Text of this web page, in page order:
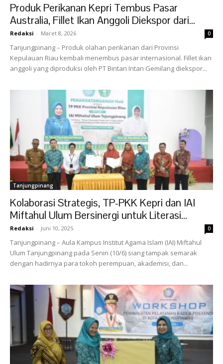
Produk Perikanan Kepri Tembus Pasar
Australia, Fillet Ikan Anggoli Diekspor dari...
Redaksi - Maret 8, 2026 0
Tanjungpinang – Produk olahan perikanan dari Provinsi
Kepulauan Riau kembali menembus pasar internasional. Fillet ikan
anggoli yang diproduksi oleh PT Bintan Intan Gemilang diekspor...
Tanjungpinang
Kolaborasi Strategis, TP-PKK Kepri dan IAI
Miftahul Ulum Bersinergi untuk Literasi...
Redaksi - Juni 10, 2025 0
Tanjungpinang – Aula Kampus Institut Agama Islam (IAI) Miftahul
Ulum Tanjungpinang pada Senin (10/6) siang tampak semarak
dengan hadirnya para tokoh perempuan, akademisi, dan...